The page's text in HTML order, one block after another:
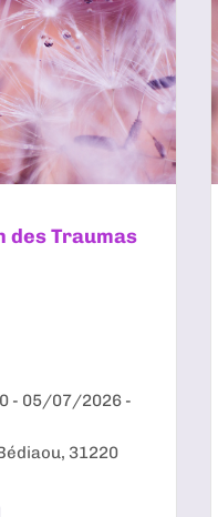
des Traumas
- 05/07/2026 -
31220